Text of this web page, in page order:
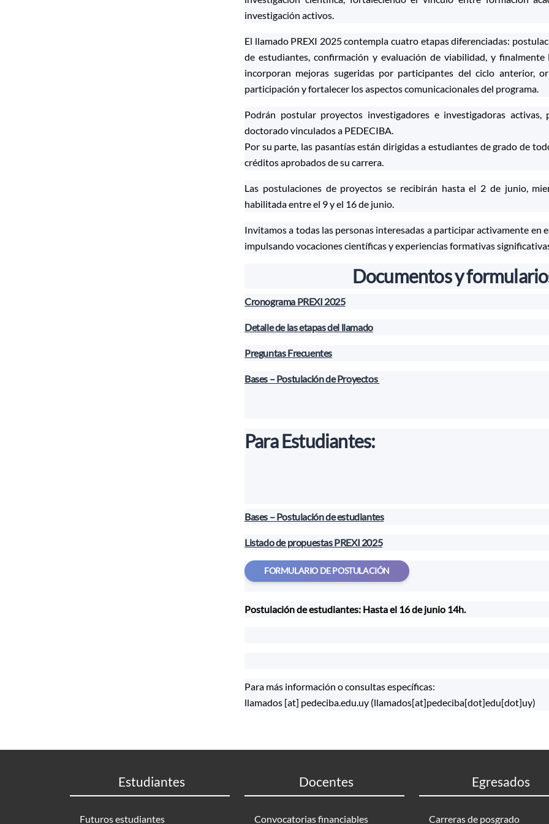
investigación activos.
El llamado PREXI 2025 contempla cuatro etapas diferenciadas:
de estudiantes, confirmación y evaluación de viabilidad, y
incorporan mejoras sugeridas por participantes del ciclo anterior,
participación y fortalecer los aspectos comunicacionales del programa.
Podrán postular proyectos investigadores e investigadoras activas,
doctorado vinculados a PEDECIBA.
Por su parte, las pasantías están dirigidas a estudiantes de grado de
créditos aprobados de su carrera.
Las postulaciones de proyectos se recibirán hasta el 2 de junio,
habilitada entre el 9 y el 16 de junio.
Invitamos a todas las personas interesadas a participar activamente en
impulsando vocaciones científicas y experiencias formativas
Documentos y
Cronograma PREXI 2025
Detalle de las etapas del llamado
Preguntas Frecuentes
Bases – Postulación de Proyectos
Para Estudiantes:
Bases – Postulación de estudiantes
Listado de propuestas PREXI 2025
FORMULARIO DE POSTULACIÓN
Postulación de estudiantes: Hasta el 16 de junio 14h.
Para más información o consultas específicas:
llamados [at] pedeciba.edu.uy (llamados[at]pedeciba[dot]edu[dot]uy)
Estudiantes
Futuros estudiantes
Docentes
Convocatorias financiables
Egresados
Carreras de posgrado